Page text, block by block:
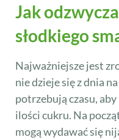
Jak
słodkiego
Najważniejsze jest
nie dzieje się z dnia
potrzebują czasu,
ilości cukru. Na
mogą wydawać się